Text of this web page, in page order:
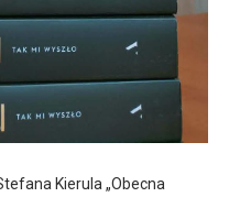
Kierula „Obecna